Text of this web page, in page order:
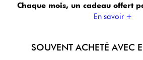
Chaque mois, un cadeau offert
En savoir +
SOUVENT ACHETÉ AVEC